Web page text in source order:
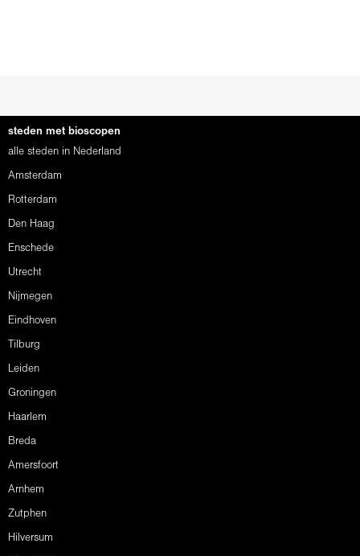
steden met bioscopen
alle steden in Nederland
Amsterdam
Rotterdam
Den Haag
Enschede
Utrecht
Nijmegen
Eindhoven
Tilburg
Leiden
Groningen
Haarlem
Breda
Amersfoort
Arnhem
Zutphen
Hilversum